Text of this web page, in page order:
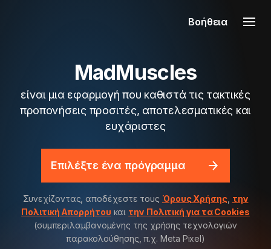
Βοήθεια
MadMuscles
είναι μια εφαρμογή που καθιστά τις τακτικές
προπονήσεις προσιτές, αποτελεσματικές και
ευχάριστες
Επιλέξτε ένα πρόγραμμα
Συνεχίζοντας, αποδέχεστε τους Όρους Χρήσης, την
Πολιτική Απορρήτου και την Πολιτική για τα Cookies
(συμπεριλαμβανομένης της χρήσης τεχνολογιών
παρακολούθησης, π.χ. Meta Pixel)